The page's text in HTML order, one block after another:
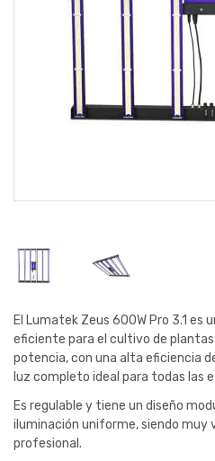
El Lumatek Zeus 600W Pro 3.1 es
eficiente para el cultivo de
potencia, con una alta eficiencia
luz completo ideal para todas las
Es regulable y tiene un diseño
iluminación uniforme, siendo muy
profesional.